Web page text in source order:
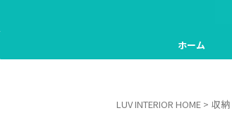
ホーム
LUV INTERIOR HOME > 収